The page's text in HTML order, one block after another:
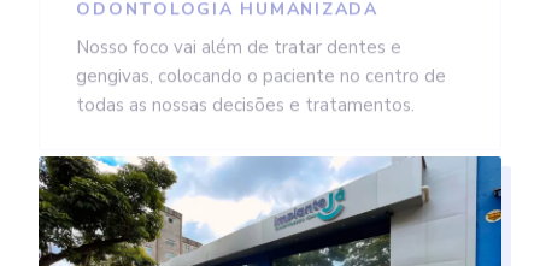
gengivas, colocando o paciente no centro de
todas as nossas decisões e tratamentos.